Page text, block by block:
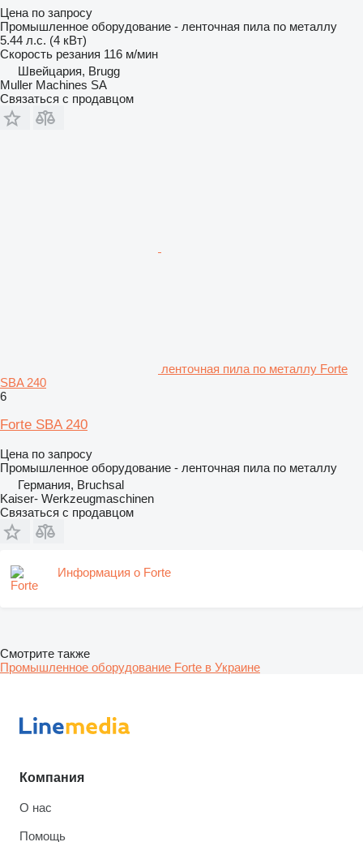
Цена по запросу
Промышленное оборудование - ленточная пила по металлу
5.44 л.с. (4 кВт)
Скорость резания 116 м/мин
Швейцария, Brugg
Muller Machines SA
Связаться с продавцом
ленточная пила по металлу Forte
SBA 240
6
Forte SBA 240
Цена по запросу
Промышленное оборудование - ленточная пила по металлу
Германия, Bruchsal
Kaiser- Werkzeugmaschinen
Связаться с продавцом
Информация о Forte
Смотрите также
Промышленное оборудование Forte в Украине
Компания
О нас
Помощь